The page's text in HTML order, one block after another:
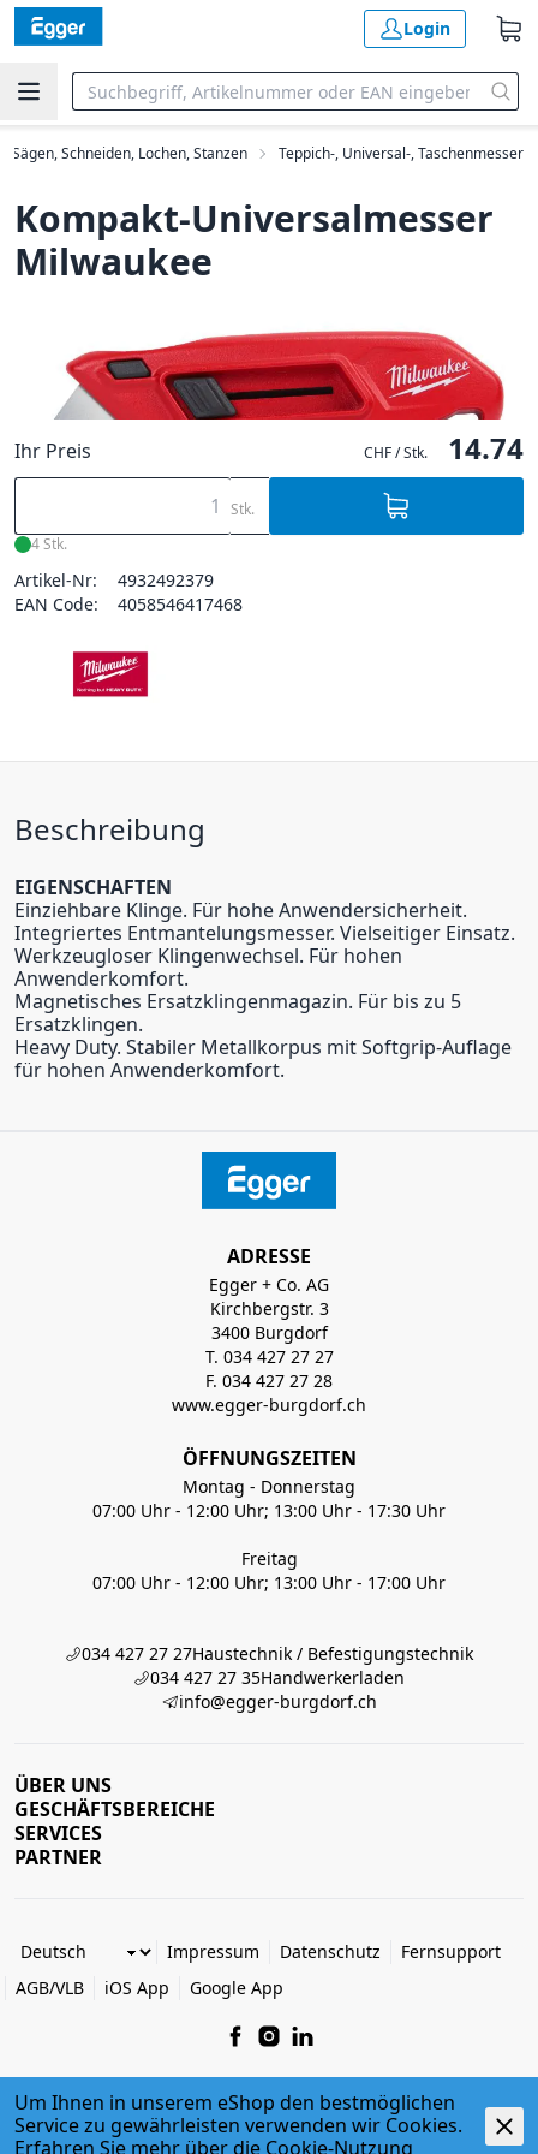
Login
Sägen, Schneiden, Lochen, Stanzen Teppich-, Universal-, Taschenmesser
Kompakt-Universalmesser
Milwaukee
Ihr Preis CHF / Stk. 14.74
Stk.
4 Stk.
Artikel-Nr:
4932492379
EAN Code:
4058546417468
Beschreibung
EIGENSCHAFTEN
Einziehbare Klinge. Für hohe Anwendersicherheit.
Integriertes Entmantelungsmesser. Vielseitiger Einsatz.
Werkzeugloser Klingenwechsel. Für hohen
Anwenderkomfort.
Magnetisches Ersatzklingenmagazin. Für bis zu 5
Ersatzklingen.
Heavy Duty. Stabiler Metallkorpus mit Softgrip-Auflage
für hohen Anwenderkomfort.
ADRESSE
Egger + Co. AG
Kirchbergstr. 3
3400 Burgdorf
T. 034 427 27 27
F. 034 427 27 28
www.egger-burgdorf.ch
ÖFFNUNGSZEITEN
Montag - Donnerstag
07:00 Uhr - 12:00 Uhr; 13:00 Uhr - 17:30 Uhr
Freitag
07:00 Uhr - 12:00 Uhr; 13:00 Uhr - 17:00 Uhr
034 427 27 27Haustechnik / Befestigungstechnik
034 427 27 35Handwerkerladen
info@egger-burgdorf.ch
ÜBER UNS
GESCHÄFTSBEREICHE
SERVICES
PARTNER
Impressum Datenschutz
Fernsupport
AGB/VLB
iOS App Google App
© 2026 Egger + Co. AG
powered by polynorm
Um Ihnen in unserem eShop den bestmöglichen
Service zu gewährleisten verwenden wir Cookies.
Erfahren Sie mehr über die Cookie-Nutzung